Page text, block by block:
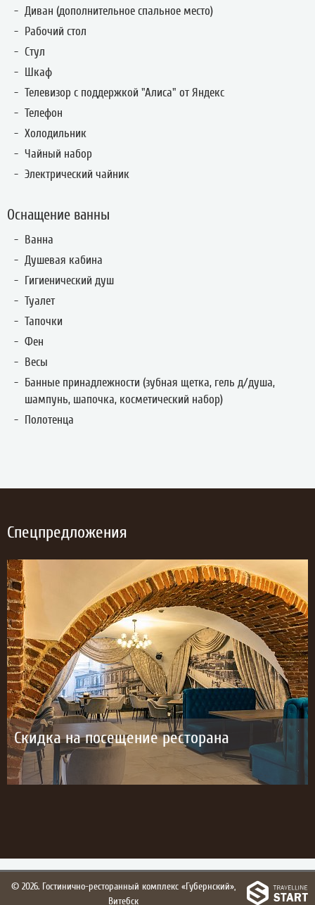
Диван (дополнительное спальное место)
Рабочий стол
Стул
Шкаф
Телевизор с поддержкой "Алиса" от Яндекс
Телефон
Холодильник
Чайный набор
Электрический чайник
Оснащение ванны
Ванна
Душевая кабина
Гигиенический душ
Туалет
Тапочки
Фен
Весы
Банные принадлежности (зубная щетка, гель д/душа,
шампунь, шапочка, косметический набор)
Полотенца
Спецпредложения
Скидка на посещение ресторана
© 2026. Гостинично-ресторанный комплекс «Губернский»,
Витебск